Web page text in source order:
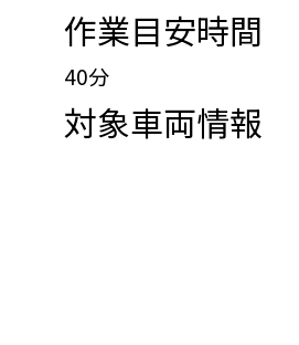
作業目安時間
40分
対象車両情報